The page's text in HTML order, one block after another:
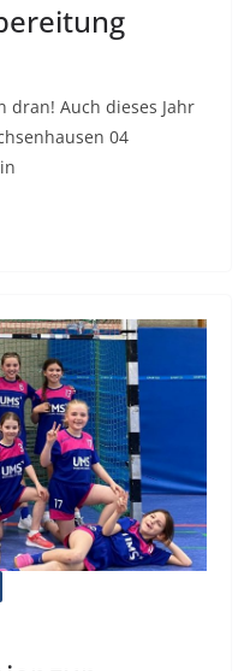
dran! Auch dieses Jahr
04